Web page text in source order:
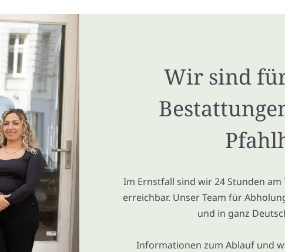
Wir sind
Im Ernstfall sind wir 24 Stunden am
erreichbar. Unser Team für
und in ganz
Informationen zum Ablauf und